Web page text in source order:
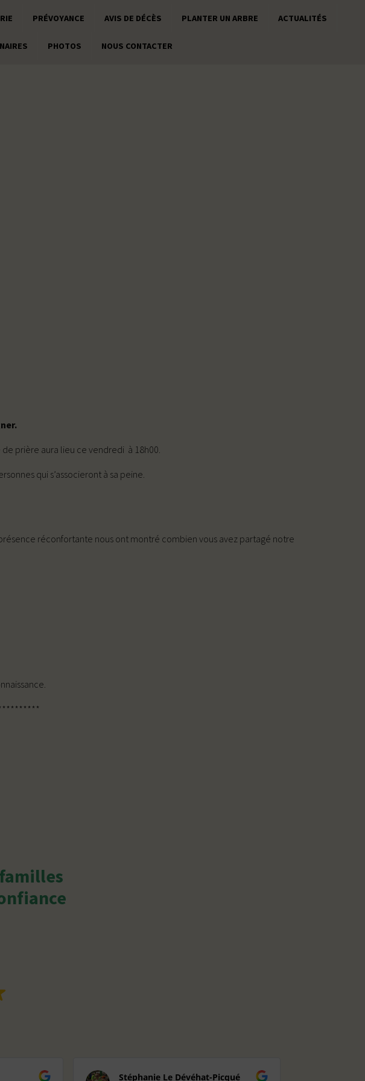
PRÉVOYANCE AVIS DE DÉCÈS PLANTER UN ARBRE ACTUALITÉS
PHOTOS NOUS CONTACTER
prière aura lieu ce vendredi à 18h00.
qui s’associeront à sa peine.
réconfortante nous ont montré combien vous avez partagé notre
Stéphanie Le Dévéhat-Picqué